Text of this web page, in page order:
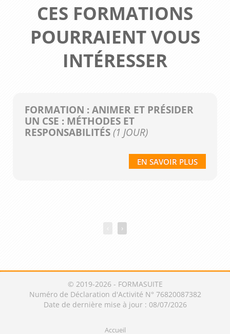
CES FORMATIONS
POURRAIENT VOUS
INTÉRESSER
FORMATION : ANIMER ET PRÉSIDER
UN CSE : MÉTHODES ET
RESPONSABILITÉS(1 JOUR)
EN SAVOIR PLUS
›
© 2019-2026 - FORMASUITE
Numéro de Déclaration d'Activité N° 76820087382
Date de dernière mise à jour : 08/07/2026
Accueil